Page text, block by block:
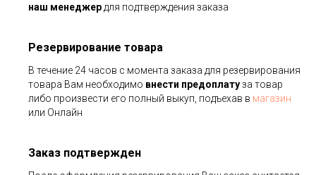
наш менеджердля подтверждения заказа
Резервирование товара
В течение 24 часов с момента заказа для резервирования
товара Вам необходимо внести предоплатуза товар
либо произвести его полный выкуп, подъехав в магазин
или Онлайн
Заказ подтвержден